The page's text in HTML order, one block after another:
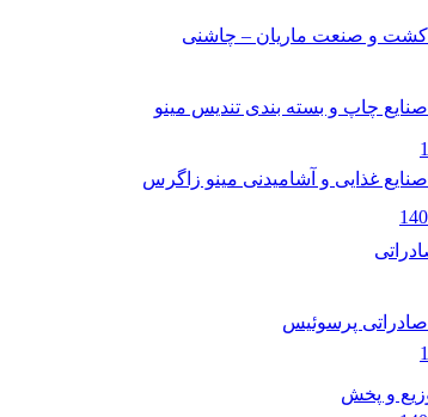
و صنعت ماریان – چاشنی
چاپ و بسته بندی تندیس مینو
غذایی و آشامیدنی مینو زاگرس
پرسوئیس
و پخش